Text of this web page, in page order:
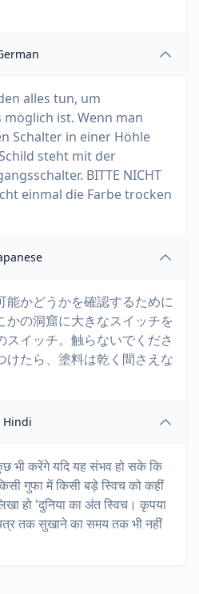
alles tun, um
ist. Wenn man
Schalter in einer Höhle
steht mit der
BITTE NICHT
einmal die Farbe trocken
能かどうかを確認するために
かの洞窟に大きなスイッチを
イッチ。触らないでくださ
けたら、塗料は乾く間さえな
Hindi
भी करेंगे यदि यह संभव हो सके कि
गुफा में किसी बड़े स्विच को कहीं
हो 'दुनिया का अंत स्विच। कृपया
तक सुखाने का समय तक भी नहीं